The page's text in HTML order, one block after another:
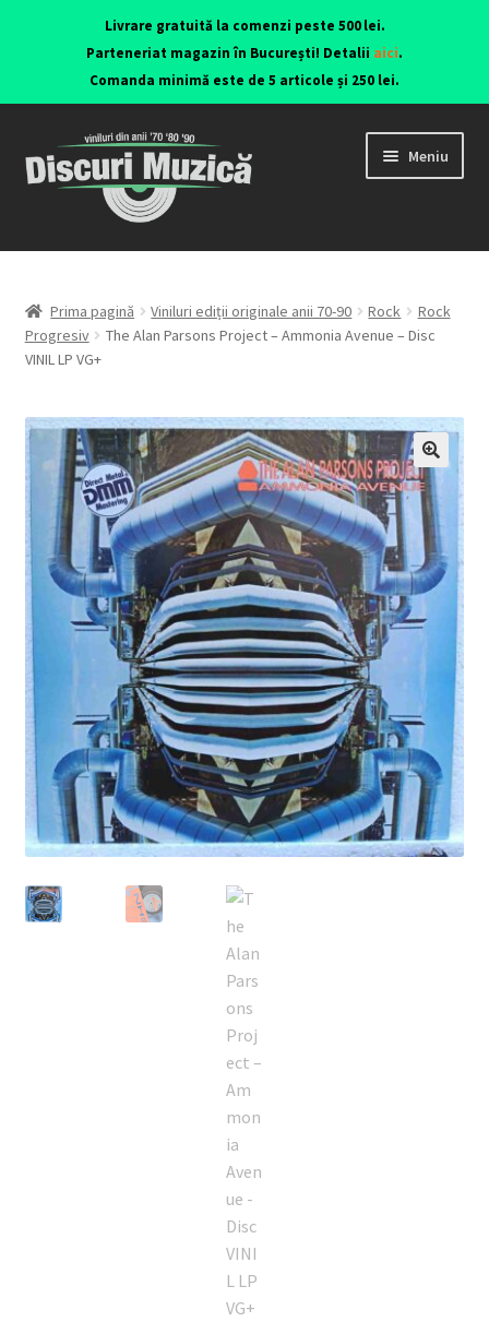
Livrare gratuită la comenzi peste 500 lei.
Parteneriat magazin în București! Detalii aici.
Comanda minimă este de 5 articole și 250 lei.
Meniu
Viniluri ediții originale anii 70-90
CD-uri originale
Contact
Echipamente
Listă produse
Oferta lunii
Contul meu
Blog
lei0,00
Prima pagină Viniluri ediții originale anii 70-90 Rock
Rock
Progresiv
The Alan Parsons Project – Ammonia Avenue – Disc
VINIL LP VG+
🔍